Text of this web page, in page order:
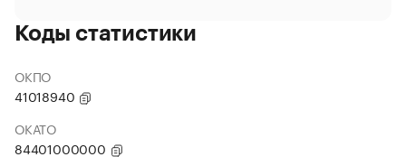
Коды статистики
ОКПО
41018940
ОКАТО
84401000000